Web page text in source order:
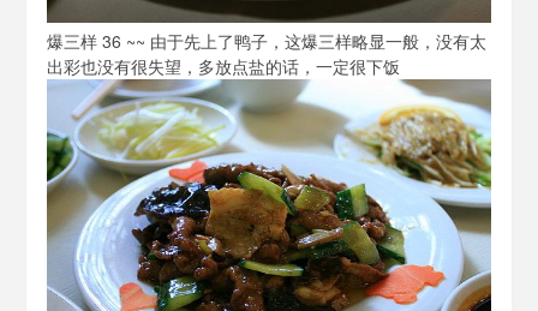
爆三样 36 ~~ 由于先上了鸭子，这爆三样略显一般，没有太
出彩也没有很失望，多放点盐的话，一定很下饭